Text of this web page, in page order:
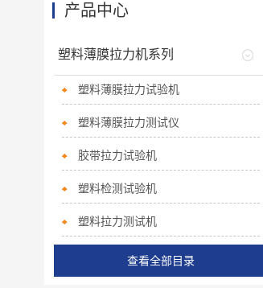
产品中心
塑料薄膜拉力机系列
塑料薄膜拉力试验机
塑料薄膜拉力测试仪
胶带拉力试验机
塑料检测试验机
塑料拉力测试机
查看全部目录